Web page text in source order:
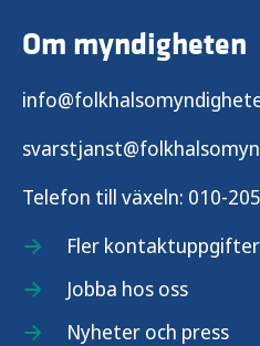
Om myndigheten
Telefon till växeln: 010-
Fler kontaktuppgifter
Jobba hos oss
Nyheter och press